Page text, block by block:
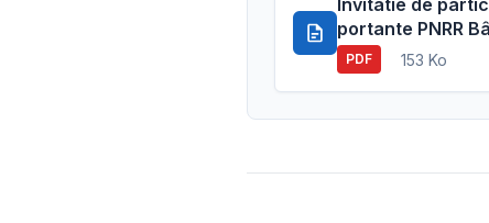
Invitatie de
portante PNRR
PDF 153 Ko